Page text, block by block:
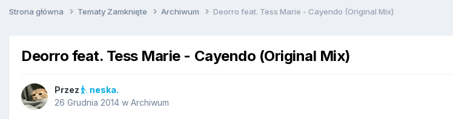
Strona główna Tematy Zamknięte Archiwum Deorro feat. Tess Marie - Cayendo (Original Mix)
Deorro feat. Tess Marie - Cayendo (Original Mix)
Przez
neska.
26 Grudnia 2014 w Archiwum